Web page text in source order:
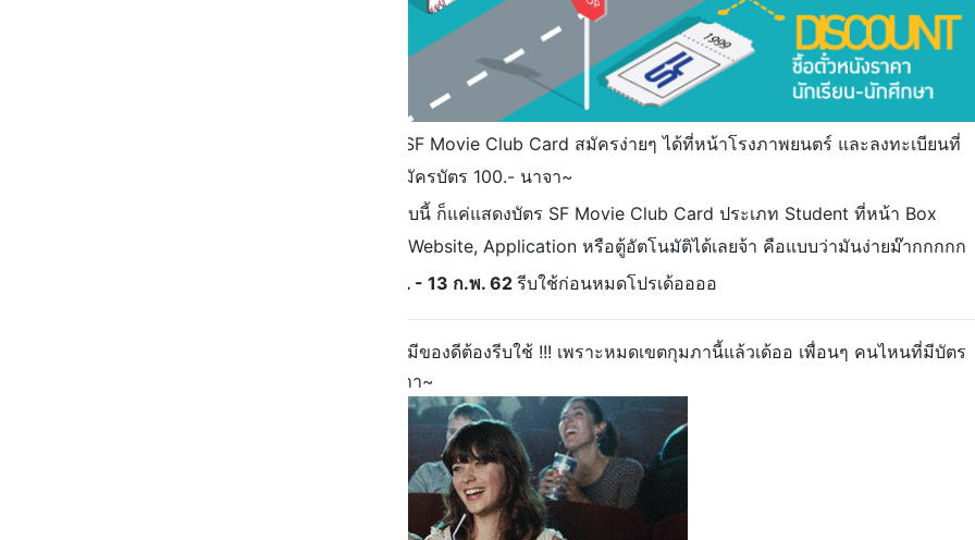
สำหรับเพื่อนๆ ที่ยังไม่บัตร SF Movie Club Card สมัครง่ายๆ ได้ที่หน้าโรงภาพยนตร์ และลงทะเบียนที่
หน้าเคาน์เตอร์ได้เลยย มีค่าสมัครบัตร 100.- นาจา~
เวลาจะดูหนังราคาคุ้มๆ แบบนี้ ก็แค่แสดงบัตร SF Movie Club Card ประเภท Student ที่หน้า Box
Office หรือกดซื้อตั๋วผ่านทาง Website, Application หรือตู้อัตโนมัติได้เลยจ้า คือแบบว่ามันง่ายม๊ากกกกก
วันที่ 3 ม.ค. - 13 ก.พ. 62 รีบใช้ก่อนหมดโปรเด้ออออ
มีของดีต้องรีบใช้ !!! เพราะหมดเขตกุมภานี้แล้วเด้ออ เพื่อนๆ คนไหนที่มีบัตร
อยู่ในมืออย่ารอช้า ดูหนังวนไปค่าาาา~